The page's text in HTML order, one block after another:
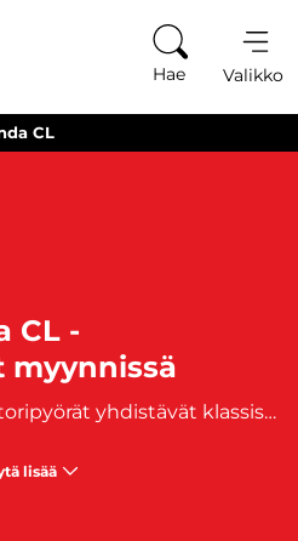
Hae Valikko
CL
CL -
Honda CL -sarjan moottoripyörät yhdistävät klassisen scrambler-tyylin ja modernin ajettavuuden tavalla, joka puhuttelee sekä uusia että kokeneita motoristeja. Käytettynä Honda CL tarjoaa erinomaisen hinta-laatusuhteen, sillä nämä pyörät tunnetaan luotettavuudestaan, helppohoitoisuudestaan ja ajamisen ilosta. Olitpa etsimässä pyörää kaupunkiajoon, viikonloppuretkiin tai tyylikästä kulkupeliä arkeen, Honda CL on varma valinta.
lisää